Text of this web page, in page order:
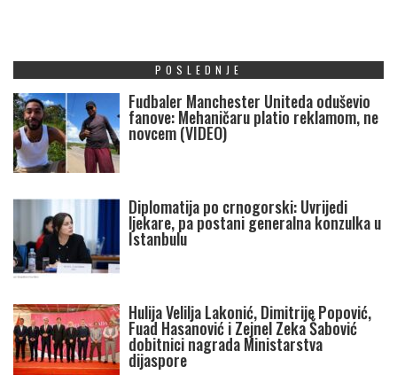
POSLEDNJE
Fudbaler Manchester Uniteda oduševio
fanove: Mehaničaru platio reklamom, ne
novcem (VIDEO)
Diplomatija po crnogorski: Uvrijedi
ljekare, pa postani generalna konzulka u
Istanbulu
Hulija Velilja Lakonić, Dimitrije Popović,
Fuad Hasanović i Zejnel Zeka Šabović
dobitnici nagrada Ministarstva
dijaspore